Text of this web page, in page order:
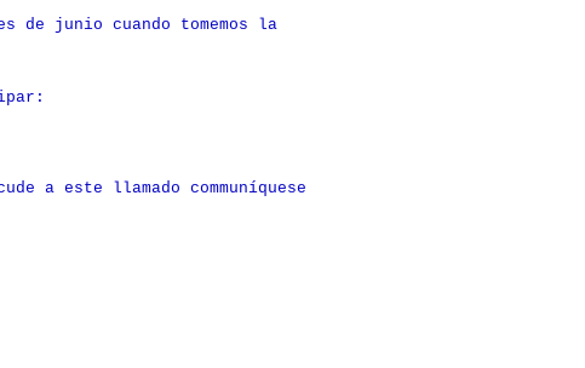
de junio cuando tomemos la
a este llamado communíquese